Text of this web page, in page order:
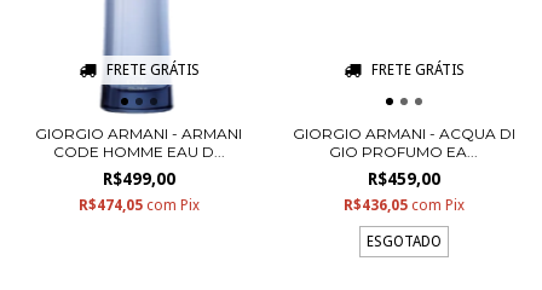
FRETE GRÁTIS
GIORGIO ARMANI - ARMANI
CODE HOMME EAU D...
R$499,00
R$474,05 com Pix
FRETE GRÁTIS
GIORGIO ARMANI - ACQUA DI
GIO PROFUMO EA...
R$459,00
R$436,05 com Pix
ESGOTADO